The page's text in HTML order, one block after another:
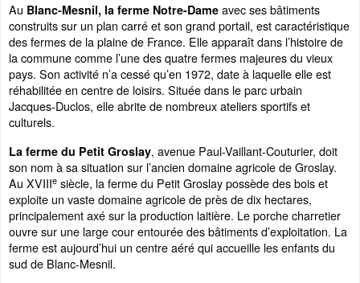
Au Blanc-Mesnil, la ferme Notre-Dame avec ses bâtiments
construits sur un plan carré et son grand portail, est caractéristique
des fermes de la plaine de France. Elle apparaît dans l’histoire de
la commune comme l’une des quatre fermes majeures du vieux
pays. Son activité n’a cessé qu’en 1972, date à laquelle elle est
réhabilitée en centre de loisirs. Située dans le parc urbain
Jacques-Duclos, elle abrite de nombreux ateliers sportifs et
culturels.
La ferme du Petit Groslay, avenue Paul-Vaillant-Couturier, doit
son nom à sa situation sur l’ancien domaine agricole de Groslay.
Au XVIIIe siècle, la ferme du Petit Groslay possède des bois et
exploite un vaste domaine agricole de près de dix hectares,
principalement axé sur la production laitière. Le porche charretier
ouvre sur une large cour entourée des bâtiments d’exploitation. La
ferme est aujourd’hui un centre aéré qui accueille les enfants du
sud de Blanc-Mesnil.